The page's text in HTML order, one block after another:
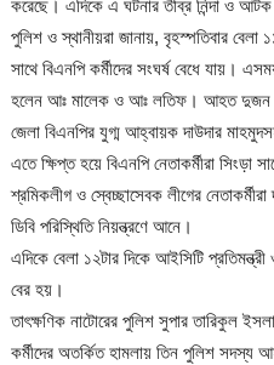
করেছে। এদিকে এ ঘটনার তীব্র নিন্দা ও
পুলিশ ও স্থানীয়রা জানায়, বৃহস্পতিবার বেলা
সাথে বিএনপি কর্মীদের সংঘর্ষ বেধে
হলেন আঃ মালেক ও আঃ লতিফ। আহত দুজন
জেলা বিএনপির যুগ্ম আহ্বায়ক দাউদার
এতে ক্ষিপ্ত হয়ে বিএনপি নেতাকর্মীরা
শ্রমিকলীগ ও স্বেচ্ছাসেবক লীগের
ডিবি পরিস্থিতি নিয়ন্ত্রণে আনে।
এদিকে বেলা ১২টার দিকে আইসিটি
বের হয়।
তাৎক্ষণিক নাটোরের পুলিশ সুপার তারিকুল
কর্মীদের অতর্কিত হামলায় তিন পুলিশ সদস্য